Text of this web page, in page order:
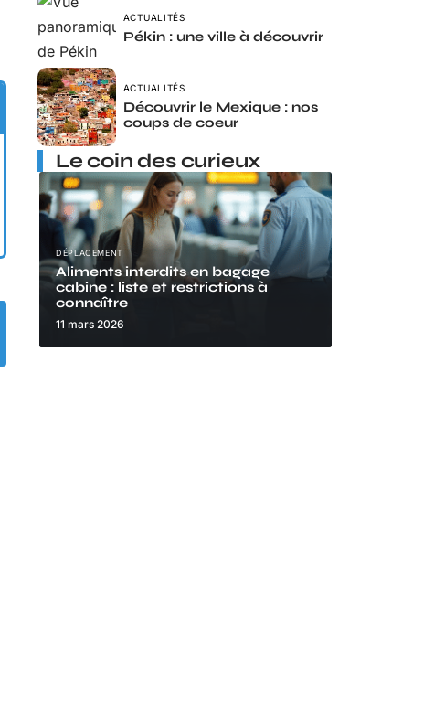
ACTUALITÉS
Pékin : une ville à découvrir
ACTUALITÉS
Découvrir le Mexique : nos
coups de coeur
Le coin des curieux
DÉPLACEMENT
Aliments interdits en bagage
cabine : liste et restrictions à
connaître
11 mars 2026